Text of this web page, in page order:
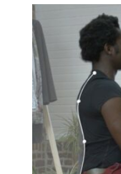
Percko est un
le mal de dos